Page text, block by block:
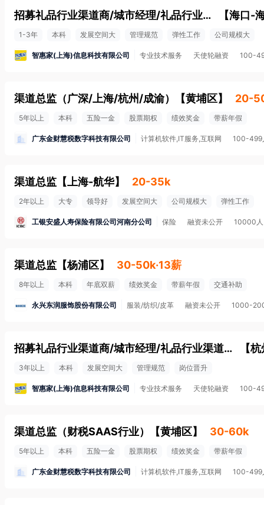
招募礼品行业渠道商/城市经理/礼品行业渠道总监 【海口-
1-3年 本科 发展空间大 管理规范 弹性工作 公司规模大
智惠家(上海)信息科技有限公司 专业技术服务 天使轮融资 100-
渠道总监（广深/上海/杭州/成渝） 【黄埔区】 20-
5年以上 本科 五险一金 股票期权 绩效奖金 带薪年假
广东金财慧税数字科技有限公司 计算机软件,IT服务,互联网 100-499
渠道总监 【 上海-航华】 20-35k
2年以上 大专 领导好 发展空间大 公司规模大 弹性工作
工银安盛人寿保险有限公司河南分公司 保险 融资未公开 10000
渠道总监 【杨浦区】 30-50k·13薪
8年以上 本科 年底双薪 绩效奖金 带薪年假 交通补助
永兴东润服饰股份有限公司 服装/纺织/皮革 融资未公开 1000-
招募礼品行业渠道商/城市经理/礼品行业渠道总监 【杭
3年以上 本科 发展空间大 管理规范 岗位晋升
智惠家(上海)信息科技有限公司 专业技术服务 天使轮融资 100-
渠道总监（财税SAAS行业） 【黄埔区】 30-60k
5年以上 本科 五险一金 股票期权 绩效奖金 带薪年假
广东金财慧税数字科技有限公司 计算机软件,IT服务,互联网 100-499